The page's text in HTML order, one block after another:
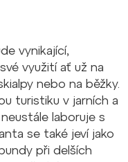
vynikající,
využití ať už na
nebo na běžky.
turistiku v jarních a
laboruje s
se také jeví jako
při delších